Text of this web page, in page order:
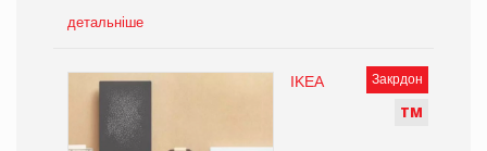
детальніше
Закрдон
ТМ
IKEA